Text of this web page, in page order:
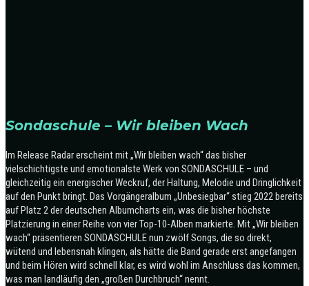
Sondaschule – Wir bleiben Wach
Im Release Radar erscheint mit „Wir bleiben wach“ das bisher
vielschichtigste und emotionalste Werk von SONDASCHULE – und
gleichzeitig ein energischer Weckruf, der Haltung, Melodie und Dringlichkeit
auf den Punkt bringt. Das Vorgängeralbum „Unbesiegbar“ stieg 2022 bereits
auf Platz 2 der deutschen Albumcharts ein, was die bisher höchste
Platzierung in einer Reihe von vier Top-10-Alben markierte. Mit „Wir bleiben
wach“ präsentieren SONDASCHULE nun zwölf Songs, die so direkt,
wütend und lebensnah klingen, als hätte die Band gerade erst angefangen
und beim Hören wird schnell klar, es wird wohl im Anschluss das kommen,
was man landläufig den „großen Durchbruch“ nennt.